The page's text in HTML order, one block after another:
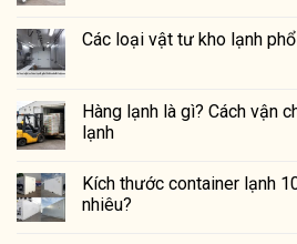
Các loại vật tư kho lạnh
Hàng lạnh là gì? Cách vận
lạnh
Kích thước container lạnh
nhiêu?